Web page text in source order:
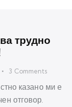
трудно
3 Comments
казано ми е
отговор.